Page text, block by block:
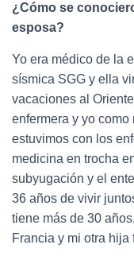
¿Cómo se
esposa?
Yo era médico de la
sísmica SGG y ella
vacaciones al
enfermera y yo
estuvimos con los
medicina en trocha
subyugación y el
36 años de vivir
tiene más de 30
Francia y mi otra hija